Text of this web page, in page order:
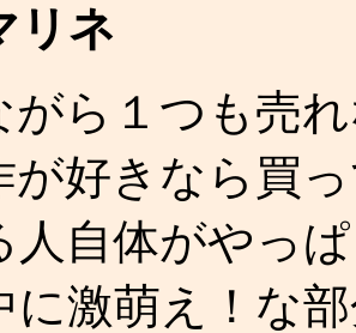
リネ
ら１つも売
が好きなら買
人自体がやっ
に激萌え！な